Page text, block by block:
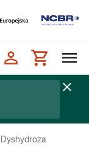
Dyshydroza